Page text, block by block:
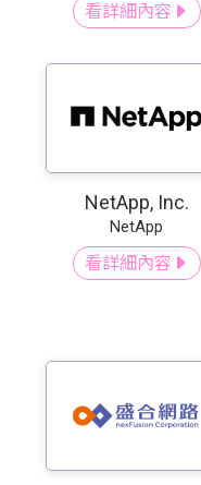
看詳細內容
NetApp, Inc.
NetApp
看詳細內容